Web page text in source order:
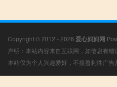
Copyright © 2012 - 2026 爱心妈妈网
声明：本站内容来自互联网，如信息有
本站仅为个人兴趣爱好，不接盈利性广告